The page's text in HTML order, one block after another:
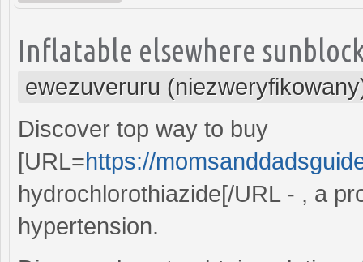
Inflatable elsewhere
ewezuveruru
Discover top way to buy
[URL=https://
hydrochlorothiazide[/URL - , a
hypertension.